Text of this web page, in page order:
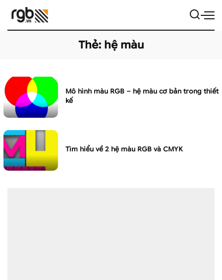
Thẻ: hệ màu
Mô hình màu RGB – hệ màu cơ bản trong thiết
kế
Tìm hiểu về 2 hệ màu RGB và CMYK